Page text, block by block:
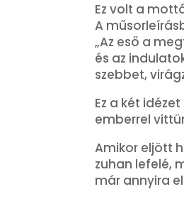
Ez volt a
A
„Az eső a
és az
szebbet,
Ez a két
emberrel
Amikor eljött
zuhan lefelé,
már annyira